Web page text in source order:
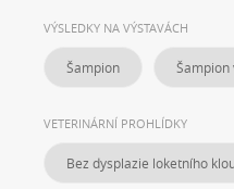
VÝSLEDKY NA VÝSTAVÁCH
Šampion Šampion
VETERINÁRNÍ PROHLÍDKY
Bez dysplazie loketního